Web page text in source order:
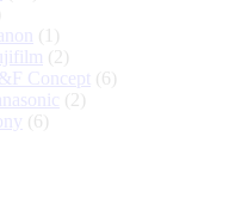
(1)
(2)
Concept (6)
(2)
(6)